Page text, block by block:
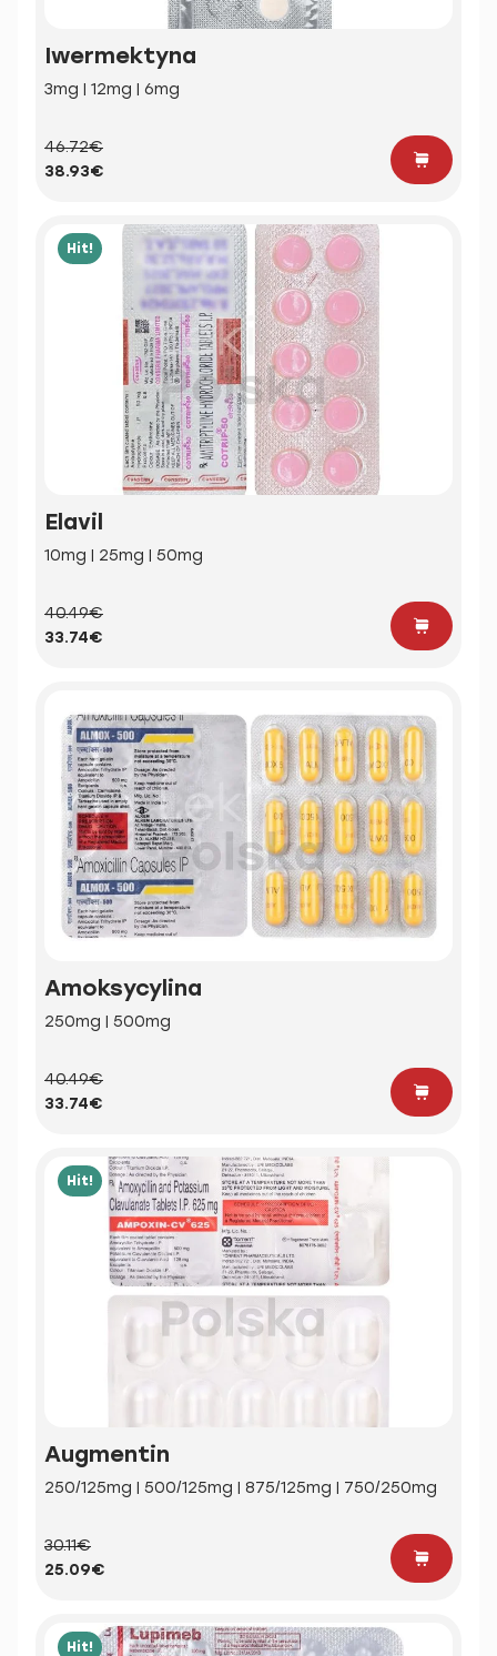
Iwermektyna
3mg | 12mg | 6mg
46.72€
38.93€
Hit!
Elavil
10mg | 25mg | 50mg
40.49€
33.74€
Amoksycylina
250mg | 500mg
40.49€
33.74€
Hit!
Augmentin
250/125mg | 500/125mg | 875/125mg | 750/250mg
30.11€
25.09€
Hit!